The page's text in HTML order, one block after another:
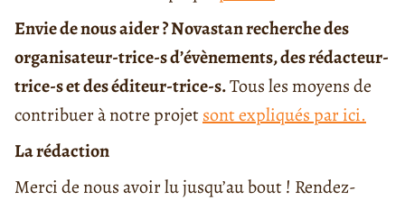
Envie de nous aider ? Novastan recherche des
organisateur-trice-s d’évènements, des rédacteur-
trice-s et des éditeur-trice-s.Tous les moyens de
contribuer à notre projetsont expliqués par ici.
La rédaction
Merci de nous avoir lu jusqu’au bout ! Rendez-